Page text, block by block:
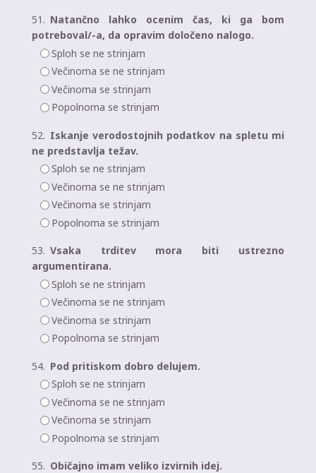
51. Natančno lahko ocenim čas, ki ga bom
potreboval/-a, da opravim določeno nalogo.
Sploh se ne strinjam
Večinoma se ne strinjam
Večinoma se strinjam
Popolnoma se strinjam
52. Iskanje verodostojnih podatkov na spletu mi
ne predstavlja težav.
Sploh se ne strinjam
Večinoma se ne strinjam
Večinoma se strinjam
Popolnoma se strinjam
53. Vsaka trditev mora biti ustrezno
argumentirana.
Sploh se ne strinjam
Večinoma se ne strinjam
Večinoma se strinjam
Popolnoma se strinjam
54. Pod pritiskom dobro delujem.
Sploh se ne strinjam
Večinoma se ne strinjam
Večinoma se strinjam
Popolnoma se strinjam
55. Običajno imam veliko izvirnih idej.